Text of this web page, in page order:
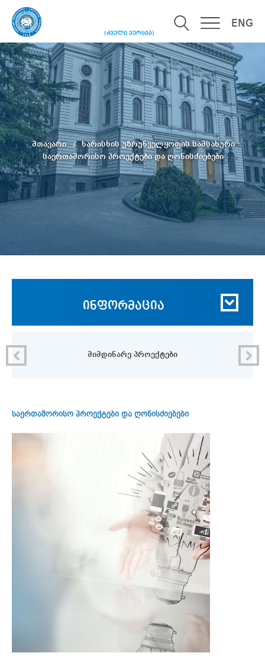
(ძველი ვერსია)
ENG
მთავარი
ხარისხის უზრუნველყოფის სამსახური
საერთაშორისო პროექტები და ღონისძიებები
ინფორმაცია
მიმდინარე პროექტები
საერთაშორისო პროექტები და ღონისძიებები